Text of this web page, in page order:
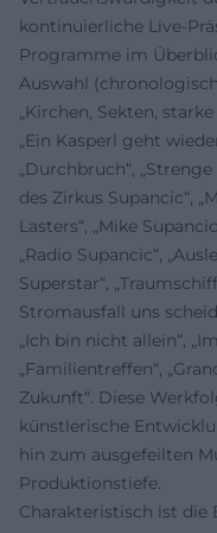
kontinuierliche Live-
Programme im
Auswahl
„Kirchen, Sekten,
„Ein Kasperl geht
„Durchbruch“,
des Zirkus Supancic“,
Lasters“, „Mike
„Radio Supancic“,
Superstar“,
Stromausfall uns
„Ich bin nicht allein“,
„Familientreffen“,
Zukunft“. Diese
künstlerische
hin zum ausgefeilten
Produktionstiefe.
Charakteristisch ist die